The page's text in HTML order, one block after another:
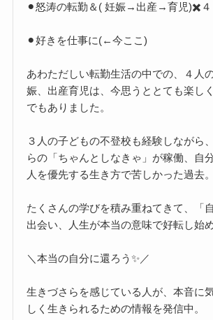
⚫︎怒涛の転勤＆( 妊娠→出産→育児)✖️４
⚫︎好きを仕事に(←今ここ)
あわただしい転勤生活の中での、４人
娠、出産育児は、今思うととても楽し
でもありました。
３人の子どもの不登校も経験しながら
らの「ちゃんとしなきゃ」が稼働、自
人を優先する生き方で苦しかった過去。
たくさんの学びを積み重ねてきて、「
出会い、人生が本当の意味で好転し始め
＼本当の自分に還ろう✨／
生きづさらを感じている人が、本音に
しく生きられるための情報を発信中。